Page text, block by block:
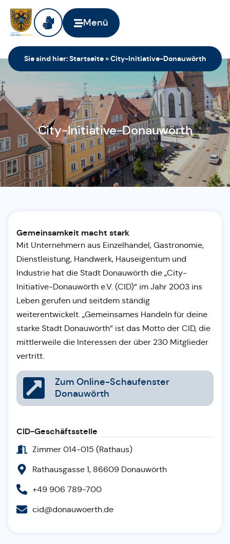
Menü
Sie sind hier:Startseite »City-Initiative-Donauwörth
City-Initiative-Donauwörth
Gemeinsamkeit macht stark
Mit Unternehmern aus Einzelhandel, Gastronomie,
Dienstleistung, Handwerk, Hauseigentum und
Industrie hat die Stadt Donauwörth die „City-
Initiative-Donauwörth e.V. (CID)“ im Jahr 2003 ins
Leben gerufen und seitdem ständig
weiterentwickelt. „Gemeinsames Handeln für deine
starke Stadt Donauwörth“ ist das Motto der CID, die
mittlerweile die Interessen der über 230 Mitglieder
vertritt.
Zum Online-Schaufenster
Donauwörth
CID-Geschäftsstelle
Zimmer 014-015 (Rathaus)
Rathausgasse 1, 86609 Donauwörth
+49 906 789-700
cid@donauwoerth.de